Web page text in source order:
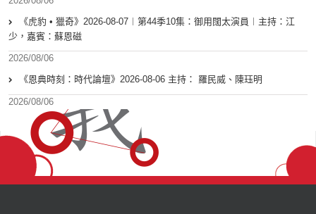
《虎豹 • 獵奇》2026-08-07︱第44季10集：御用闊太演員︱主持：江
少，嘉賓：蘇恩磁
2026/08/06
《恩典時刻：時代論壇》2026-08-06 主持： 羅民威、陳珏明
2026/08/06